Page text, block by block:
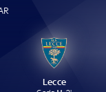
Lecce